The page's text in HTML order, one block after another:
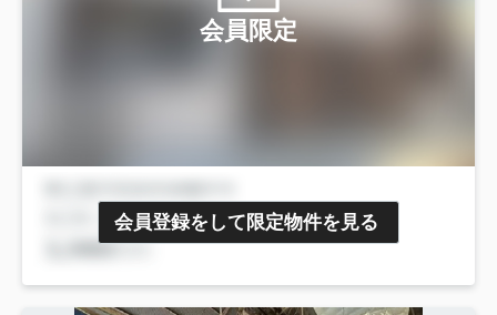
会員限定
会員登録をして限定物件を見る